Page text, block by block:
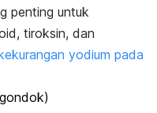
penting untuk
tiroksin, dan
yodium pada